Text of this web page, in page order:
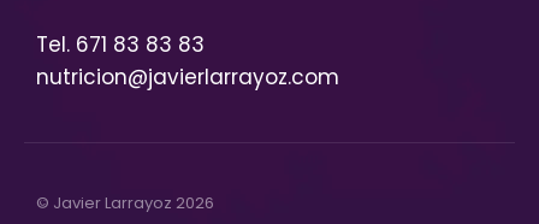
Tel. 671 83 83 83
nutricion@javierlarrayoz.com
© Javier Larrayoz 2026